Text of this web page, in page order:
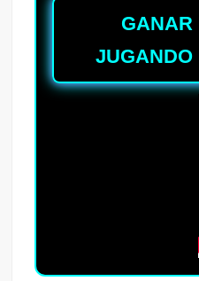
GANAR
JUGANDO